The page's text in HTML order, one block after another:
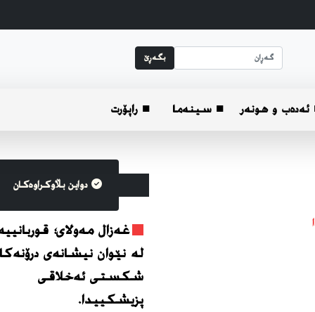
بگه‌ڕێ
و هونه‌ر ■ سینەما ■ راپۆرت
دواین بڵاوکراوه‌کان
غەزال مەولای؛
لە نێوان نیشانەی
شکستی ئەخلاقی
پزیشکییدا.